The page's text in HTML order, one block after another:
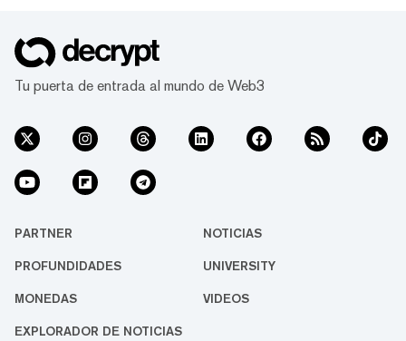
Tu puerta de entrada al mundo de Web3
PARTNER NOTICIAS
PROFUNDIDADES UNIVERSITY
MONEDAS VIDEOS
EXPLORADOR DE NOTICIAS